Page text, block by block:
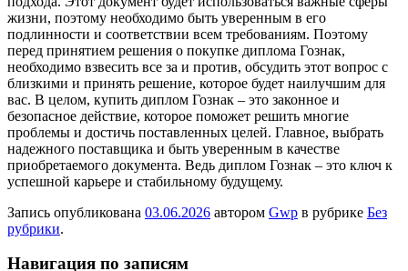
жизни, поэтому необходимо быть уверенным в его
подлинности и соответствии всем требованиям. Поэтому
перед принятием решения о покупке диплома Гознак,
необходимо взвесить все за и против, обсудить этот вопрос с
близкими и принять решение, которое будет наилучшим для
вас. В целом, купить диплом Гознак – это законное и
безопасное действие, которое поможет решить многие
проблемы и достичь поставленных целей. Главное, выбрать
надежного поставщика и быть уверенным в качестве
приобретаемого документа. Ведь диплом Гознак – это ключ к
успешной карьере и стабильному будущему.
Запись опубликована 03.06.2026 автором Gwp в рубрике Без
рубрики.
Навигация по записям